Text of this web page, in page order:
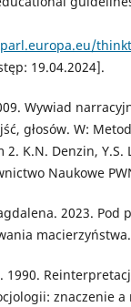
19.04.2024].
Wywiad
głosów. W:
2. K.N. Denzin,
Naukowe
2023. Pod
1990.
znaczenie